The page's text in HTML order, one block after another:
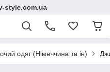
style.com.ua
одяг (Німеччина та ін)